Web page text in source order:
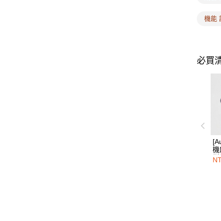
機能
必買
機